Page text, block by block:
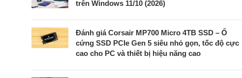
trên Windows 11/10 (2026)
Đánh giá Corsair MP700 Micro 4TB SSD – Ổ
cứng SSD PCIe Gen 5 siêu nhỏ gọn, tốc độ cực
cao cho PC và thiết bị hiệu năng cao